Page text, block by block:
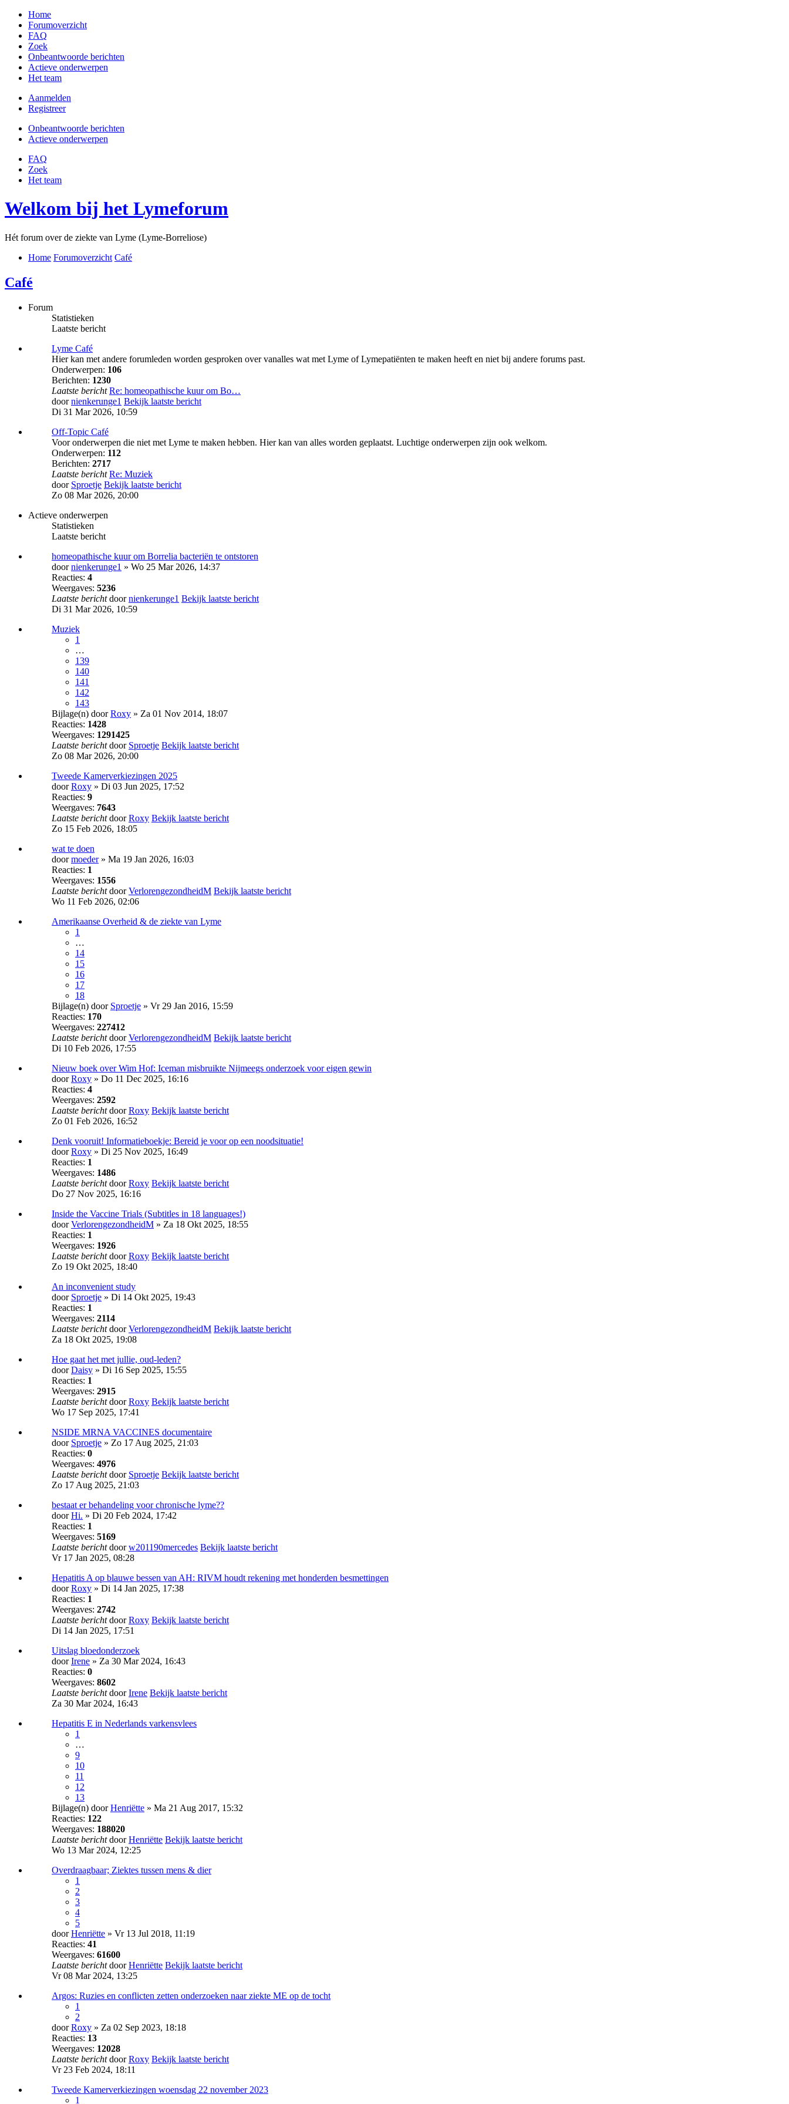
Home
Forumoverzicht
FAQ
Zoek
Onbeantwoorde berichten
Actieve onderwerpen
Het team
Aanmelden
Registreer
Onbeantwoorde berichten
Actieve onderwerpen
FAQ
Zoek
Het team
Welkom bij het Lymeforum
Hét forum over de ziekte van Lyme (Lyme-Borreliose)
Home Forumoverzicht Café
Café
Forum
Statistieken
Laatste bericht
Lyme Café
Hier kan met andere forumleden worden gesproken over vanalles wat met Lyme of Lymepatiënten te maken heeft en niet bij andere forums past.
Onderwerpen: 106
Berichten: 1230
Laatste bericht Re: homeopathische kuur om Bo…
doornienkerunge1 Bekijk laatste bericht
Di 31 Mar 2026, 10:59
Off-Topic Café
Voor onderwerpen die niet met Lyme te maken hebben. Hier kan van alles worden geplaatst. Luchtige onderwerpen zijn ook welkom.
Onderwerpen: 112
Berichten: 2717
Laatste bericht Re: Muziek
door Sproetje Bekijk laatste bericht
Zo 08 Mar 2026, 20:00
Actieve onderwerpen
Statistieken
Laatste bericht
homeopathische kuur om Borrelia bacteriën te ontstoren
doornienkerunge1 » Wo 25 Mar 2026, 14:37
Reacties: 4
Weergaves: 5236
Laatste berichtdoornienkerunge1 Bekijk laatste bericht
Di 31 Mar 2026, 10:59
Muziek
1
…
139
140
141
142
143
Bijlage(n) doorRoxy » Za 01 Nov 2014, 18:07
Reacties: 1428
Weergaves: 1291425
Laatste berichtdoor Sproetje Bekijk laatste bericht
Zo 08 Mar 2026, 20:00
Tweede Kamerverkiezingen 2025
doorRoxy » Di 03 Jun 2025, 17:52
Reacties: 9
Weergaves: 7643
Laatste berichtdoorRoxy Bekijk laatste bericht
Zo 15 Feb 2026, 18:05
wat te doen
doormoeder» Ma 19 Jan 2026, 16:03
Reacties: 1
Weergaves: 1556
Laatste berichtdoorVerlorengezondheidM Bekijk laatste bericht
Wo 11 Feb 2026, 02:06
Amerikaanse Overheid & de ziekte van Lyme
1
…
14
15
16
17
18
Bijlage(n) door Sproetje » Vr 29 Jan 2016, 15:59
Reacties: 170
Weergaves: 227412
Laatste berichtdoorVerlorengezondheidM Bekijk laatste bericht
Di 10 Feb 2026, 17:55
Nieuw boek over Wim Hof: Iceman misbruikte Nijmeegs onderzoek voor eigen gewin
doorRoxy » Do 11 Dec 2025, 16:16
Reacties: 4
Weergaves: 2592
Laatste berichtdoorRoxy Bekijk laatste bericht
Zo 01 Feb 2026, 16:52
Denk vooruit! Informatieboekje: Bereid je voor op een noodsituatie!
doorRoxy » Di 25 Nov 2025, 16:49
Reacties: 1
Weergaves: 1486
Laatste berichtdoorRoxy Bekijk laatste bericht
Do 27 Nov 2025, 16:16
Inside the Vaccine Trials (Subtitles in 18 languages!)
doorVerlorengezondheidM » Za 18 Okt 2025, 18:55
Reacties: 1
Weergaves: 1926
Laatste berichtdoorRoxy Bekijk laatste bericht
Zo 19 Okt 2025, 18:40
An inconvenient study
door Sproetje » Di 14 Okt 2025, 19:43
Reacties: 1
Weergaves: 2114
Laatste berichtdoorVerlorengezondheidM Bekijk laatste bericht
Za 18 Okt 2025, 19:08
Hoe gaat het met jullie, oud-leden?
doorDaisy » Di 16 Sep 2025, 15:55
Reacties: 1
Weergaves: 2915
Laatste berichtdoorRoxy Bekijk laatste bericht
Wo 17 Sep 2025, 17:41
NSIDE MRNA VACCINES documentaire
door Sproetje » Zo 17 Aug 2025, 21:03
Reacties: 0
Weergaves: 4976
Laatste berichtdoor Sproetje Bekijk laatste bericht
Zo 17 Aug 2025, 21:03
bestaat er behandeling voor chronische lyme??
doorHi. » Di 20 Feb 2024, 17:42
Reacties: 1
Weergaves: 5169
Laatste berichtdoorw201190mercedes Bekijk laatste bericht
Vr 17 Jan 2025, 08:28
Hepatitis A op blauwe bessen van AH: RIVM houdt rekening met honderden besmettingen
doorRoxy » Di 14 Jan 2025, 17:38
Reacties: 1
Weergaves: 2742
Laatste berichtdoorRoxy Bekijk laatste bericht
Di 14 Jan 2025, 17:51
Uitslag bloedonderzoek
doorIrene » Za 30 Mar 2024, 16:43
Reacties: 0
Weergaves: 8602
Laatste berichtdoorIrene Bekijk laatste bericht
Za 30 Mar 2024, 16:43
Hepatitis E in Nederlands varkensvlees
1
…
9
10
11
12
13
Bijlage(n) doorHenriëtte » Ma 21 Aug 2017, 15:32
Reacties: 122
Weergaves: 188020
Laatste berichtdoorHenriëtte Bekijk laatste bericht
Wo 13 Mar 2024, 12:25
Overdraagbaar; Ziektes tussen mens & dier
1
2
3
4
5
doorHenriëtte » Vr 13 Jul 2018, 11:19
Reacties: 41
Weergaves: 61600
Laatste berichtdoorHenriëtte Bekijk laatste bericht
Vr 08 Mar 2024, 13:25
Argos: Ruzies en conflicten zetten onderzoeken naar ziekte ME op de tocht
1
2
doorRoxy » Za 02 Sep 2023, 18:18
Reacties: 13
Weergaves: 12028
Laatste berichtdoorRoxy Bekijk laatste bericht
Vr 23 Feb 2024, 18:11
Tweede Kamerverkiezingen woensdag 22 november 2023
1